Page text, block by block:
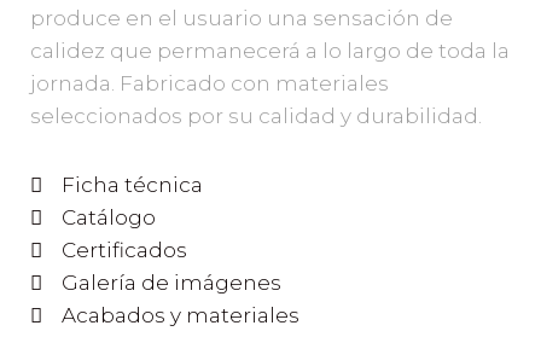
produce en el usuario una sensación de
calidez que permanecerá a lo largo de toda la
jornada. Fabricado con materiales
seleccionados por su calidad y durabilidad.
Ficha técnica
Catálogo
Certificados
Galería de imágenes
Acabados y materiales